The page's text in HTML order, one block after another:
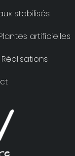
stabilisés
artificielles
Réalisations